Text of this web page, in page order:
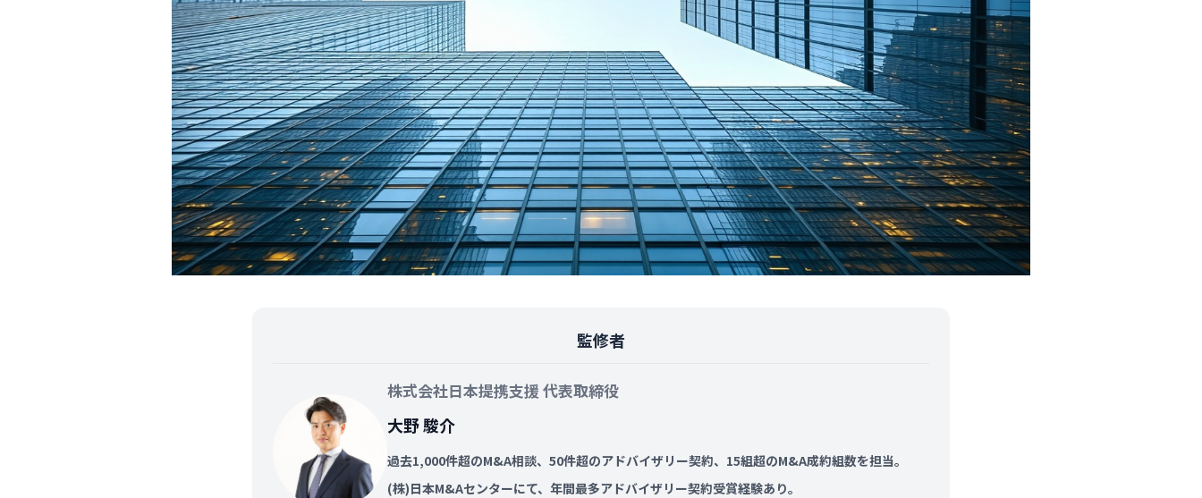
監修者
株式会社日本提携支援 代表取締役
大野 駿介
過去1,000件超のM&A相談、50件超のアドバイザリー契約、15組超のM&A成約組数を担当。
(株)日本M&Aセンターにて、年間最多アドバイザリー契約受賞経験あり。